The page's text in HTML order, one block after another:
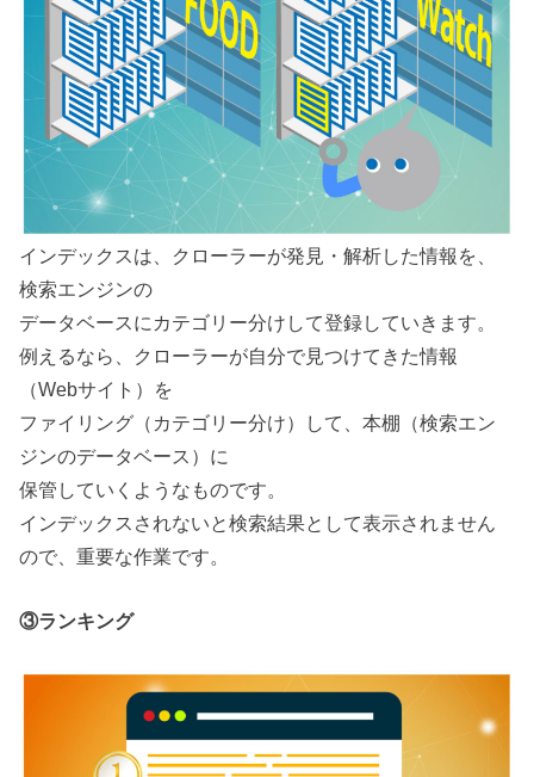
インデックスは、クローラーが発見・解析した情報を、
検索エンジンの
データベースにカテゴリー分けして登録していきます。
例えるなら、クローラーが自分で見つけてきた情報
（Webサイト）を
ファイリング（カテゴリー分け）して、本棚（検索エン
ジンのデータベース）に
保管していくようなものです。
インデックスされないと検索結果として表示されません
ので、重要な作業です。
③ランキング